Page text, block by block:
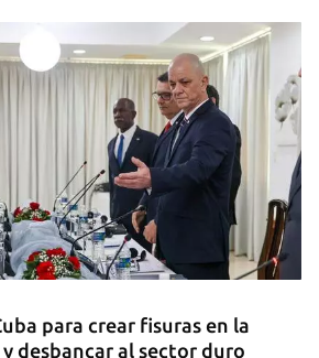
para crear fisuras en la
desbancar al sector duro